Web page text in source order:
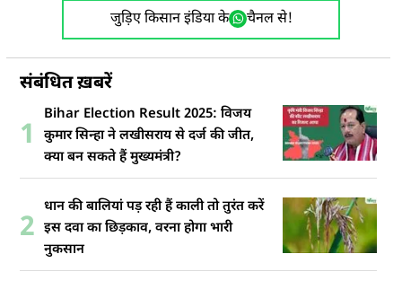
जुड़िए किसान इंडिया के चैनल से!
संबंधित ख़बरें
1
Bihar Election Result 2025: विजय
कुमार सिन्हा ने लखीसराय से दर्ज की जीत,
क्या बन सकते हैं मुख्यमंत्री?
2
धान की बालियां पड़ रही हैं काली तो तुरंत करें
इस दवा का छिड़काव, वरना होगा भारी
नुकसान